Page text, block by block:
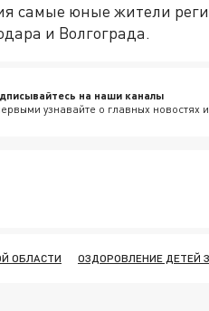
самые юные жители
и Волгограда.
на наши каналы
узнавайте о главных новостях
ОБЛАСТИ ОЗДОРОВЛЕНИЕ ДЕТЕЙ